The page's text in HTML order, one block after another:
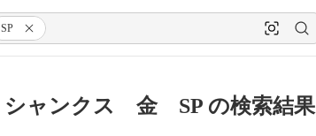
SP
シャンクス 金 SP の検索結果